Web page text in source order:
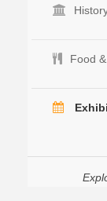
Food